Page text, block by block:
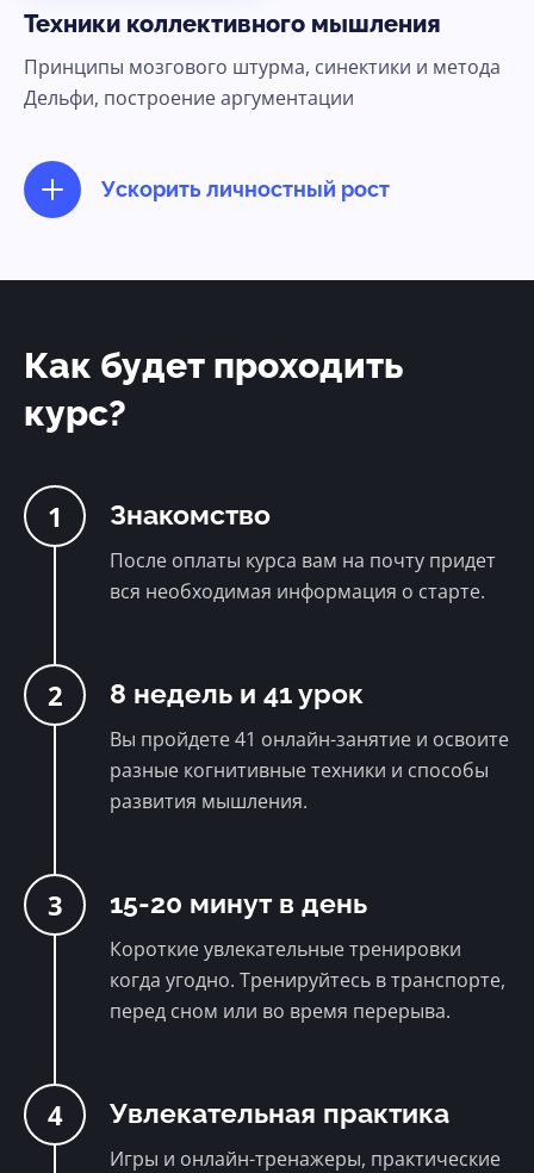
Техники коллективного мышления
Принципы мозгового штурма, синектики и метода
Дельфи, построение аргументации
Ускорить личностный рост
Как будет проходить
курс?
1 Знакомство
После оплаты курса вам на почту придет
вся необходимая информация о старте.
2 8 недель и 41 урок
Вы пройдете 41 онлайн-занятие и освоите
разные когнитивные техники и способы
развития мышления.
3 15-20 минут в день
Короткие увлекательные тренировки
когда угодно. Тренируйтесь в транспорте,
перед сном или во время перерыва.
4 Увлекательная практика
Игры и онлайн-тренажеры, практические